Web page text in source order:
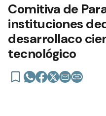
Comitiva de
instituciones
desarrollaco
tecnológico